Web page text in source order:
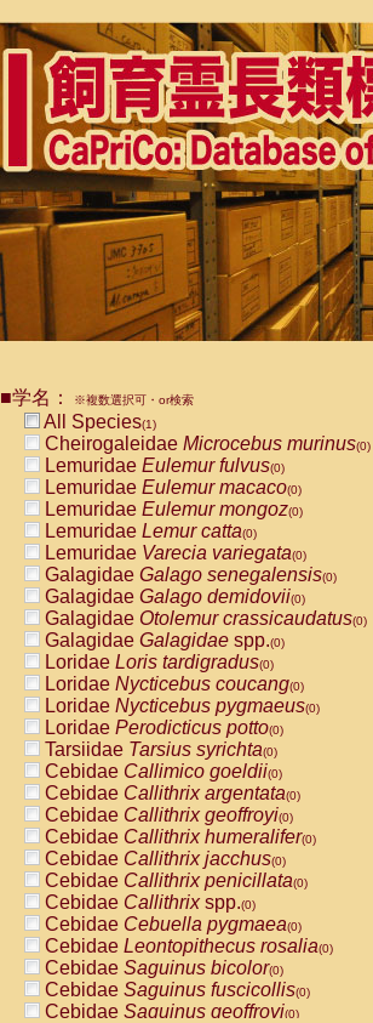
■学名： ※複数選択可・or検索
All Species(1)
Cheirogaleidae Microcebus murinus(0)
Lemuridae Eulemur fulvus(0)
Lemuridae Eulemur macaco(0)
Lemuridae Eulemur mongoz(0)
Lemuridae Lemur catta(0)
Lemuridae Varecia variegata(0)
Galagidae Galago senegalensis(0)
Galagidae Galago demidovii(0)
Galagidae Otolemur crassicaudatus(0)
Galagidae Galagidae spp.(0)
Loridae Loris tardigradus(0)
Loridae Nycticebus coucang(0)
Loridae Nycticebus pygmaeus(0)
Loridae Perodicticus potto(0)
Tarsiidae Tarsius syrichta(0)
Cebidae Callimico goeldii(0)
Cebidae Callithrix argentata(0)
Cebidae Callithrix geoffroyi(0)
Cebidae Callithrix humeralifer(0)
Cebidae Callithrix jacchus(0)
Cebidae Callithrix penicillata(0)
Cebidae Callithrixspp.(0)
Cebidae Cebuella pygmaea(0)
Cebidae Leontopithecus rosalia(0)
Cebidae Saguinus bicolor(0)
Cebidae Saguinus fuscicollis(0)
Cebidae Saguinus geoffroyi(0)